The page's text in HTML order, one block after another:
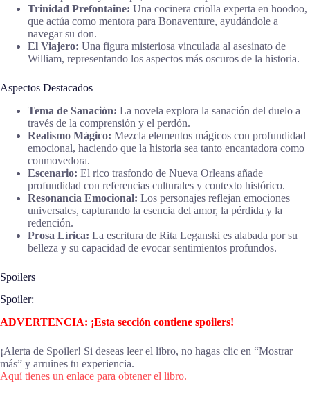
Trinidad Prefontaine: Una cocinera criolla experta en hoodoo,
que actúa como mentora para Bonaventure, ayudándole a
navegar su don.
El Viajero: Una figura misteriosa vinculada al asesinato de
William, representando los aspectos más oscuros de la historia.
Aspectos Destacados
Tema de Sanación: La novela explora la sanación del duelo a
través de la comprensión y el perdón.
Realismo Mágico: Mezcla elementos mágicos con profundidad
emocional, haciendo que la historia sea tanto encantadora como
conmovedora.
Escenario: El rico trasfondo de Nueva Orleans añade
profundidad con referencias culturales y contexto histórico.
Resonancia Emocional: Los personajes reflejan emociones
universales, capturando la esencia del amor, la pérdida y la
redención.
Prosa Lírica: La escritura de Rita Leganski es alabada por su
belleza y su capacidad de evocar sentimientos profundos.
Spoilers
Spoiler:
ADVERTENCIA: ¡Esta sección contiene spoilers!
¡Alerta de Spoiler! Si deseas leer el libro, no hagas clic en “Mostrar
más” y arruines tu experiencia.
Aquí tienes un enlace para obtener el libro.